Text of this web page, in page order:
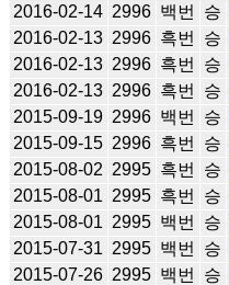
2016-02-14 2996 백번 승
2016-02-13 2996 흑번 승
2016-02-13 2996 흑번 승
2016-02-13 2996 흑번 승
2015-09-19 2996 백번 승
2015-09-15 2996 흑번 승
2015-08-02 2995 흑번 승
2015-08-01 2995 흑번 승
2015-08-01 2995 백번 승
2015-07-31 2995 백번 승
2015-07-26 2995 백번 승